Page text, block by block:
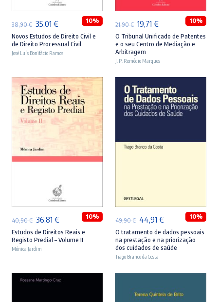
38,90€ O
preço
original
38,90 €.
35,01 €O
preço
atual
35,01 €.
10%
Novos Estudos de Direito Civil e
de Direito Processual Civil
José Luís Bonifácio Ramos
21,90€ O
preço
original
era:
21,90 €.
19,71 €O
preço
atual
é:
19,71 €.
10%
O Tribunal Unificado de Patentes
e o seu Centro de Mediação e
Arbitragem
J. P. Remédio Marques
ADICIONAR
40,90€ O
preço
original
40,90 €.
36,81 €O
preço
atual
36,81 €.
10%
Estudos de Direitos Reais e
Registo Predial – Volume II
Mónica Jardim
49,90€ O
preço
original
era:
49,90 €.
44,91 €O
preço
atual
44,91 €.
10%
O tratamento de dados pessoais
na prestação e na priorização
dos cuidados de saúde
Tiago Branco da Costa